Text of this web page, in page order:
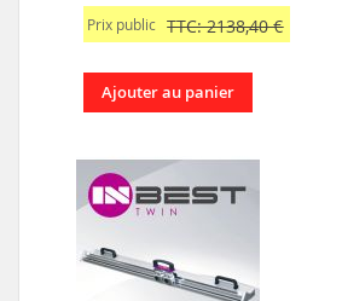
Prix public TTC: 2138,40 €
Ajouter au panier